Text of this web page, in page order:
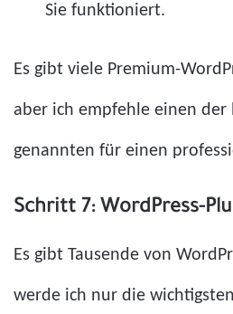
Sie funktioniert.
Es gibt viele Premium-
aber ich empfehle einen der
genannten für einen
Schritt 7: WordPress-
Es gibt Tausende von
werde ich nur die